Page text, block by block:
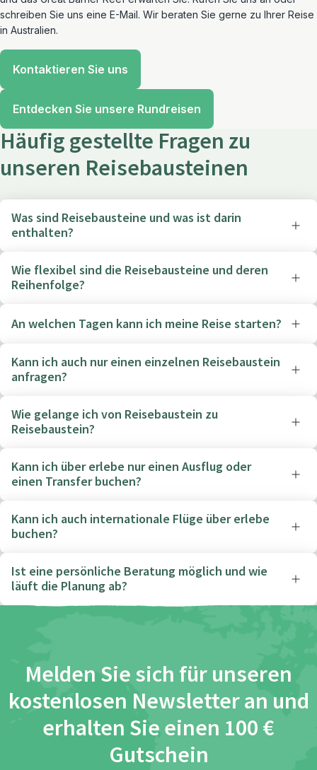
schreiben Sie uns eine E-Mail. Wir beraten Sie gerne zu Ihrer Reise
in Australien.
Kontaktieren Sie uns
Entdecken Sie unsere Rundreisen
Häufig gestellte Fragen zu
unseren Reisebausteinen
Was sind Reisebausteine und was ist darin
enthalten?
Wie flexibel sind die Reisebausteine und deren
Reihenfolge?
An welchen Tagen kann ich meine Reise starten?
Kann ich auch nur einen einzelnen Reisebaustein
anfragen?
Wie gelange ich von Reisebaustein zu
Reisebaustein?
Kann ich über erlebe nur einen Ausflug oder
einen Transfer buchen?
Kann ich auch internationale Flüge über erlebe
buchen?
Ist eine persönliche Beratung möglich und wie
läuft die Planung ab?
Melden Sie sich für unseren
kostenlosen Newsletter an und
erhalten Sie einen 100 €
Gutschein